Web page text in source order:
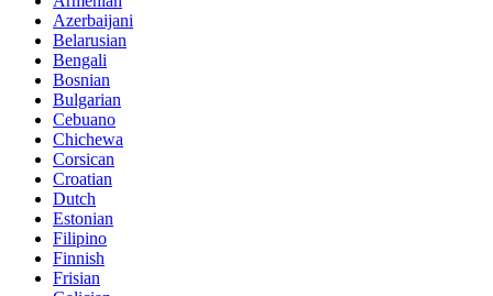
Azerbaijani
Belarusian
Bengali
Bosnian
Bulgarian
Cebuano
Chichewa
Corsican
Croatian
Dutch
Estonian
Filipino
Finnish
Frisian